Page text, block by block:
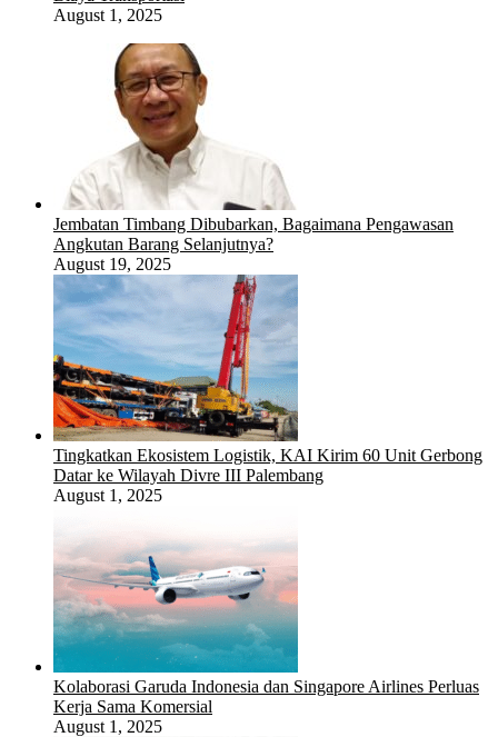
August 1, 2025
Jembatan Timbang Dibubarkan, Bagaimana Pengawasan
Angkutan Barang Selanjutnya?
August 19, 2025
Tingkatkan Ekosistem Logistik, KAI Kirim 60 Unit Gerbong
Datar ke Wilayah Divre III Palembang
August 1, 2025
Kolaborasi Garuda Indonesia dan Singapore Airlines Perluas
Kerja Sama Komersial
August 1, 2025